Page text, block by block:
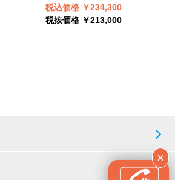
×
税込価格 ￥234,300
税抜価格 ￥213,000